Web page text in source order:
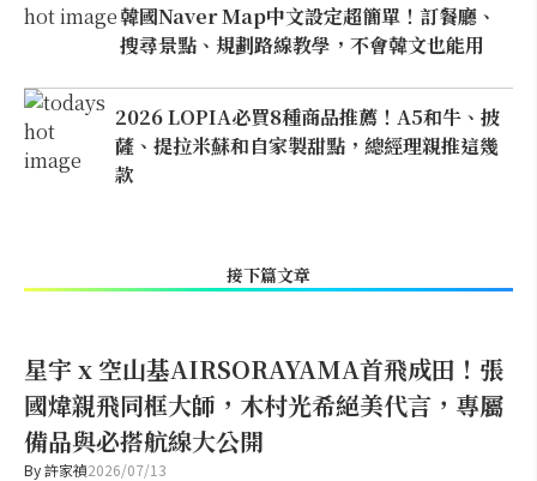
韓國Naver Map中文設定超簡單！訂餐廳、
搜尋景點、規劃路線教學，不會韓文也能用
2026 LOPIA必買8種商品推薦！A5和牛、披
薩、提拉米蘇和自家製甜點，總經理親推這幾
款
接下篇文章
星宇 x 空山基AIRSORAYAMA首飛成田！張
國煒親飛同框大師，木村光希絕美代言，專屬
備品與必搭航線大公開
By許家禎2026/07/13